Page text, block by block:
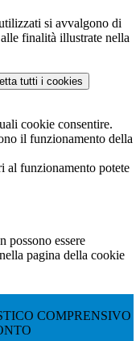
si avvalgono di
finalità illustrate nella
tutti i cookies
cookie consentire.
il funzionamento della
al funzionamento potete
possono essere
pagina della cookie
COMPRENSIVO